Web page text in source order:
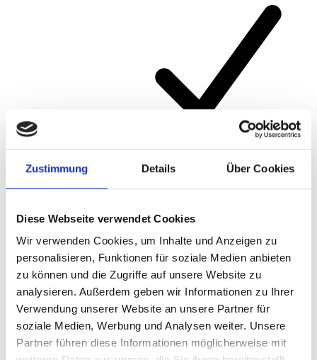
Zustimmung Details Über Cookies
Diese Webseite verwendet Cookies
Wir verwenden Cookies, um Inhalte und Anzeigen zu
personalisieren, Funktionen für soziale Medien anbieten
zu können und die Zugriffe auf unsere Website zu
analysieren. Außerdem geben wir Informationen zu Ihrer
Verwendung unserer Website an unsere Partner für
soziale Medien, Werbung und Analysen weiter. Unsere
Partner führen diese Informationen möglicherweise mit